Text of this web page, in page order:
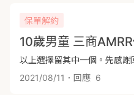
險還是需要規劃想了解(一)預
嗎(二) 關於骨折險，預計規劃
只有骨折險能分擔風險?***
用真的非常昂貴，礙於預算考
幅度是否過高(三)如果需要您
保單解約
以上選擇留其中一個。先感
2021/08/11 ．回應 6